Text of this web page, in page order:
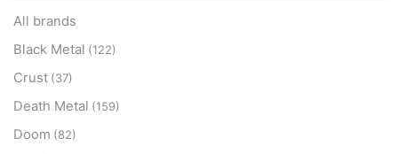
All brands
Black Metal (122)
Crust (37)
Death Metal (159)
Doom (82)